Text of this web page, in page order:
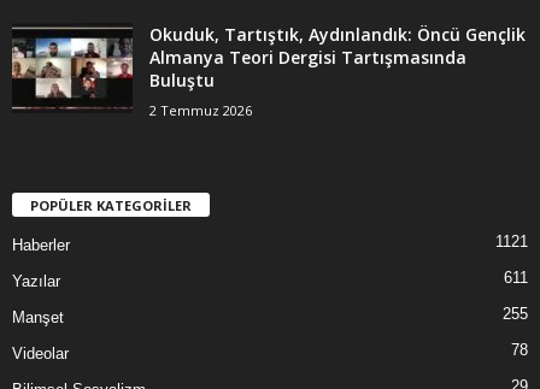
Okuduk, Tartıştık, Aydınlandık: Öncü Gençlik
Almanya Teori Dergisi Tartışmasında
Buluştu
2 Temmuz 2026
POPÜLER KATEGORİLER
Haberler 1121
Yazılar 611
Manşet 255
Videolar 78